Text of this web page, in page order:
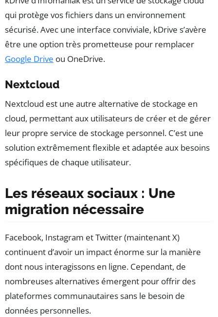
qui protège vos fichiers dans un environnement
sécurisé. Avec une interface conviviale, kDrive s’avère
être une option très prometteuse pour remplacer
Google Drive ou OneDrive.
Nextcloud
Nextcloud est une autre alternative de stockage en
cloud, permettant aux utilisateurs de créer et de gérer
leur propre service de stockage personnel. C’est une
solution extrêmement flexible et adaptée aux besoins
spécifiques de chaque utilisateur.
Les réseaux sociaux : Une
migration nécessaire
Facebook, Instagram et Twitter (maintenant X)
continuent d’avoir un impact énorme sur la manière
dont nous interagissons en ligne. Cependant, de
nombreuses alternatives émergent pour offrir des
plateformes communautaires sans le besoin de
données personnelles.